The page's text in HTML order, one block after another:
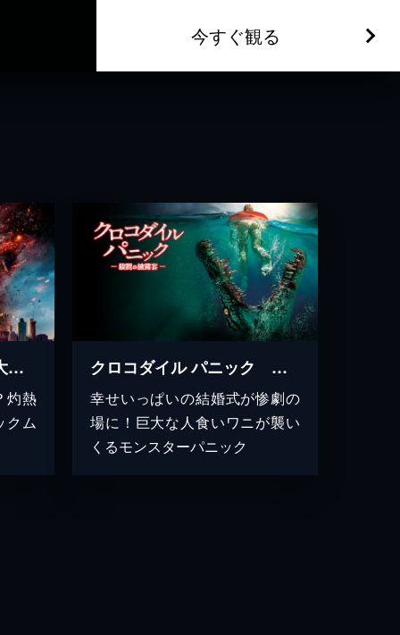
今すぐ観る
ツイスター 地球史上最大の怪物
灼熱
クム
クロコダイル パニック 殺戮の披露宴
幸せいっぱいの結婚式が惨劇の
場に！巨大な人食いワニが襲い
くるモンスターパニック